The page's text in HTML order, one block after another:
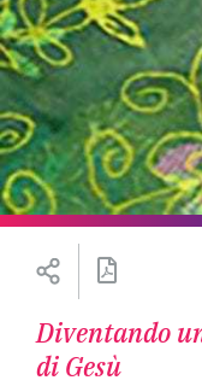
Diventando
di Gesù